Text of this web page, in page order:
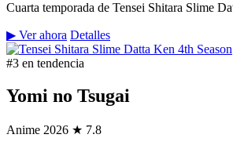
Cuarta temporada de Tensei Shitara Slime
▶ Ver ahora Detalles
#3 en tendencia
Yomi no Tsugai
Anime 2026 ★ 7.8